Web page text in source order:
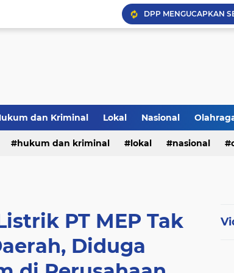
DPP MENGUCAPKAN
Hadapi Musim
Bupati Panca Hadiri
dan Kriminal Lokal Nasional
hukum dan kriminal lokal nasional
PT MEP Tak
Diduga